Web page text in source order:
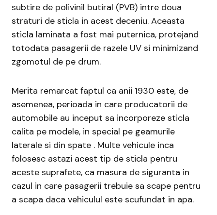
subtire de polivinil butiral (PVB) intre doua
straturi de sticla in acest deceniu. Aceasta
sticla laminata a fost mai puternica, protejand
totodata pasagerii de razele UV si minimizand
zgomotul de pe drum.
Merita remarcat faptul ca anii 1930 este, de
asemenea, perioada in care producatorii de
automobile au inceput sa incorporeze sticla
calita pe modele, in special pe geamurile
laterale si din spate . Multe vehicule inca
folosesc astazi acest tip de sticla pentru
aceste suprafete, ca masura de siguranta in
cazul in care pasagerii trebuie sa scape pentru
a scapa daca vehiculul este scufundat in apa.